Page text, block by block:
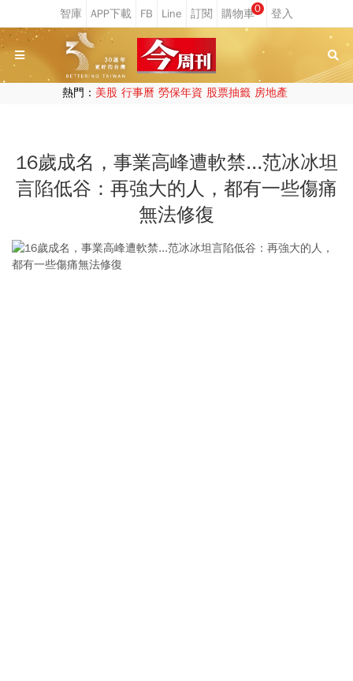
0
熱門： 美股 行事曆 勞保年資 股票抽籤 房地產
16歲成名，事業高峰遭軟禁...范冰冰坦
言陷低谷：再強大的人，都有一些傷痛
無法修復